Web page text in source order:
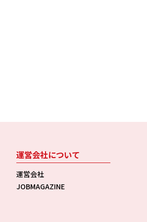
運営会社について
運営会社
JOBMAGAZINE